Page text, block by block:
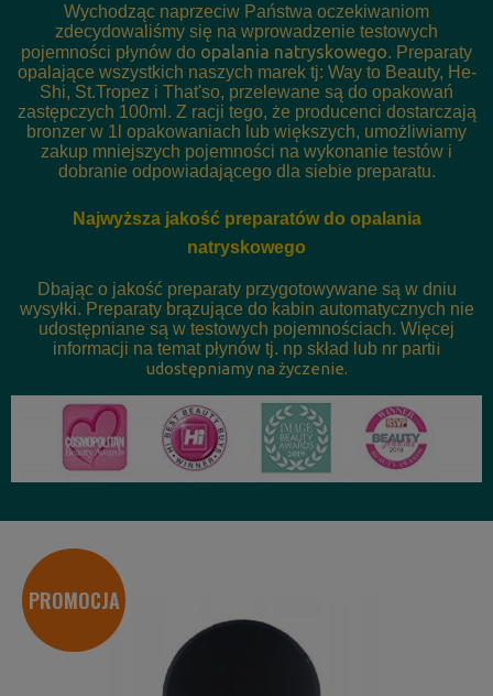
Wychodząc naprzeciw Państwa oczekiwaniom
zdecydowaliśmy się na wprowadzenie testowych
pojemności płynów do opalania natryskowego. Preparaty
opalające wszystkich naszych marek tj: Way to Beauty, He-
Shi, St.Tropez i That'so, przelewane są do opakowań
zastępczych 100ml. Z racji tego, że producenci dostarczają
bronzer w 1l opakowaniach lub większych, umożliwiamy
zakup mniejszych pojemności na wykonanie testów i
dobranie odpowiadającego dla siebie preparatu.
Najwyższa jakość preparatów do opalania
natryskowego
Dbając o jakość preparaty przygotowywane są w dniu
wysyłki. Preparaty brązujące do kabin automatycznych nie
udostępniane są w testowych pojemnościach. Więcej
informacji na temat płynów tj. np skład lub nr partii
udostępniamy na życzenie.
PROMOCJA